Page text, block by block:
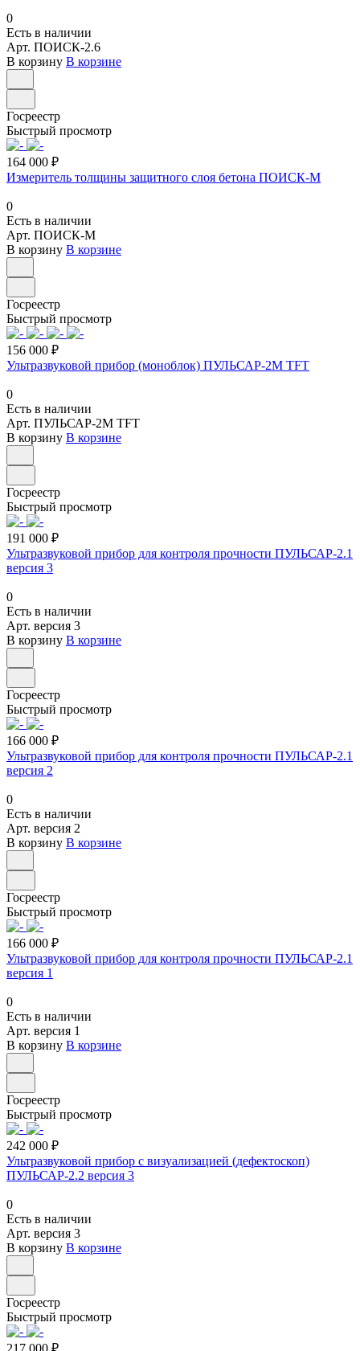
0
Есть в наличии
Арт. ПОИСК-2.6
В корзину В корзине
Госреестр
Быстрый просмотр
164 000 ₽
Измеритель толщины защитного слоя бетона ПОИСК-М
0
Есть в наличии
Арт. ПОИСК-М
В корзину В корзине
Госреестр
Быстрый просмотр
156 000 ₽
Ультразвуковой прибор (моноблок) ПУЛЬСАР-2М TFT
0
Есть в наличии
Арт. ПУЛЬСАР-2М TFT
В корзину В корзине
Госреестр
Быстрый просмотр
191 000 ₽
Ультразвуковой прибор для контроля прочности ПУЛЬСАР-2.1
версия 3
0
Есть в наличии
Арт. версия 3
В корзину В корзине
Госреестр
Быстрый просмотр
166 000 ₽
Ультразвуковой прибор для контроля прочности ПУЛЬСАР-2.1
версия 2
0
Есть в наличии
Арт. версия 2
В корзину В корзине
Госреестр
Быстрый просмотр
166 000 ₽
Ультразвуковой прибор для контроля прочности ПУЛЬСАР-2.1
версия 1
0
Есть в наличии
Арт. версия 1
В корзину В корзине
Госреестр
Быстрый просмотр
242 000 ₽
Ультразвуковой прибор с визуализацией (дефектоскоп)
ПУЛЬСАР-2.2 версия 3
0
Есть в наличии
Арт. версия 3
В корзину В корзине
Госреестр
Быстрый просмотр
217 000 ₽